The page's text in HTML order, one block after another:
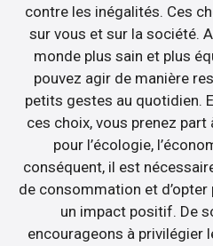
contre les inégalités. Ces
sur vous et sur la société.
monde plus sain et plus
pouvez agir de manière
petits gestes au quotidien.
ces choix, vous prenez
pour l’écologie,
conséquent, il est
de consommation et
un impact positif. De
encourageons à privilégier